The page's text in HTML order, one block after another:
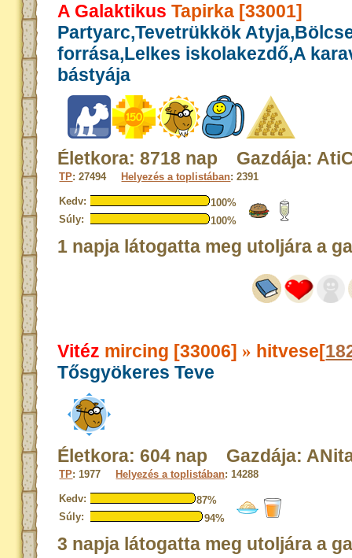
A Galaktikus Tapirka [33001]
Partyarc,Tevetrükkök
forrása,Lelkes iskolakezdő,A
bástyája
Életkora: 8718 nap Gazdája:
TP: 27494 Helyezés a toplistában: 2391
Kedv:
100%
Súly:
100%
1 napja látogatta meg utoljára a
Vitéz mircing [33006] » hitvese[
Tősgyökeres Teve
Életkora: 604 nap Gazdája:
TP: 1977 Helyezés a toplistában: 14288
Kedv:
87%
Súly:
94%
3 napja látogatta meg utoljára a